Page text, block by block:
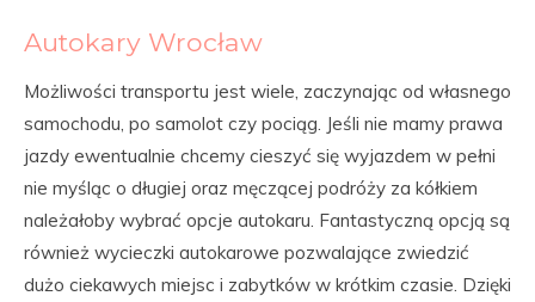
Autokary Wrocław
Możliwości transportu jest wiele, zaczynając od własnego
samochodu, po samolot czy pociąg. Jeśli nie mamy prawa
jazdy ewentualnie chcemy cieszyć się wyjazdem w pełni
nie myśląc o długiej oraz męczącej podróży za kółkiem
należałoby wybrać opcje autokaru. Fantastyczną opcją są
również wycieczki autokarowe pozwalające zwiedzić
dużo ciekawych miejsc i zabytków w krótkim czasie. Dzięki